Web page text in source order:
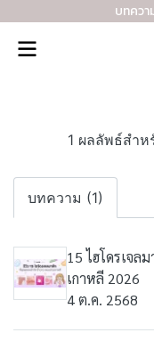
บทควา
1 ผลลัพธ์สำ
บทความ (1)
15 ไฮโดรเจล
เกาหลี 2026
4 ต.ค. 2568